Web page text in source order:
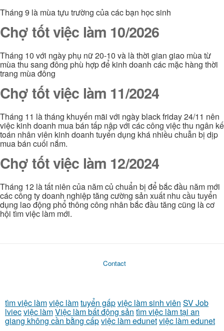
Tháng 9 là mùa tựu trường của các bạn học sinh
Chợ tốt việc làm 10/2026
Tháng 10 với ngày phụ nữ 20-10 và là thời gian giao mùa từ
mùa thu sang đông phù hợp để kinh doanh các mặc hàng thời
trang mùa đông
Chợ tốt việc làm 11/2024
Tháng 11 là tháng khuyến mãi với ngày black friday 24/11 nên
việc kinh doanh mua bán tấp nập với các công việc thu ngân kế
toán nhân viên kinh doanh tuyển dụng khá nhiều chuẫn bị dịp
mua bán cuối nắm.
Chợ tốt việc làm 12/2024
Tháng 12 là tất niên của năm củ chuẩn bị để bắc đầu năm mới
các công ty doanh nghiệp tăng cường sản xuất nhu cầu tuyển
dụng lao động phổ thông công nhân bắc đầu tăng cũng là cơ
hội tìm việc làm mới.
Contact
tìm việc làmviệc làmtuyển gấpviệc làm sinh viên SV Job
lviecviệc làmViệc làm bất động sản tìm việc làm tại an
giang không cần bằng cấpviệc làm edunetviệc làm edunet